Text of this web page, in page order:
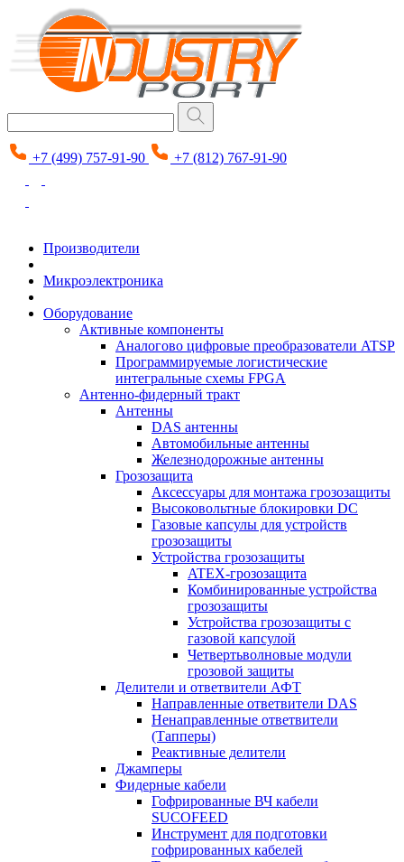
+7 (499) 757-91-90 +7 (812) 767-91-90
Производители
Микроэлектроника
Оборудование
Активные компоненты
Аналогово цифровые преобразователи ATSP
Программируемые логистические
интегральные схемы FPGA
Антенно-фидерный тракт
Антенны
DAS антенны
Автомобильные антенны
Железнодорожные антенны
Грозозащита
Аксессуары для монтажа грозозащиты
Высоковольтные блокировки DC
Газовые капсулы для устройств
грозозащиты
Устройства грозозащиты
ATEX-грозозащита
Комбинированные устройства
грозозащиты
Устройства грозозащиты с
газовой капсулой
Четвертьволновые модули
грозовой защиты
Делители и ответвители АФТ
Направленные ответвители DAS
Ненаправленные ответвители
(Тапперы)
Реактивные делители
Джамперы
Фидерные кабели
Гофрированные ВЧ кабели
SUCOFEED
Инструмент для подготовки
гофрированных кабелей